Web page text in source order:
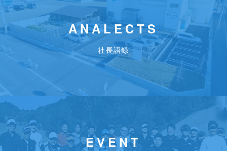
ANALECTS
社長語録
EVENT